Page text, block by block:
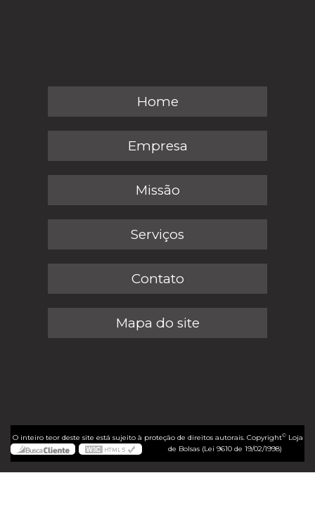
Home
Empresa
Missão
Serviços
Contato
Mapa do site
O inteiro teor deste site está sujeito à proteção de direitos autorais. Copyright©Loja
de Bolsas (Lei 9610 de 19/02/1998)